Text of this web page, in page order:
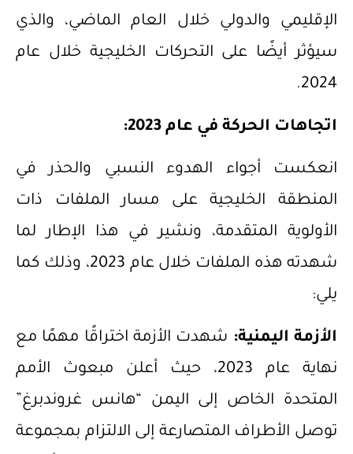
الإقليمي والدولي خلال العام الماضي، والذي
سيؤثر أيضًا على التحركات الخليجية خلال عام
2024.
اتجاهات الحركة في عام 2023:
انعكست أجواء الهدوء النسبي والحذر في
المنطقة الخليجية على مسار الملفات ذات
الأولوية المتقدمة، ونشير في هذا الإطار لما
شهدته هذه الملفات خلال عام 2023، وذلك كما
يلي:
الأزمة اليمنية: شهدت الأزمة اختراقًا مهمًا مع
نهاية عام 2023، حيث أعلن مبعوث الأمم
المتحدة الخاص إلى اليمن “هانس غروندبرغ”
توصل الأطراف المتصارعة إلى الالتزام بمجموعة